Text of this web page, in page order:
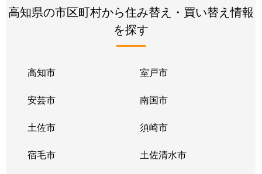
高知県の市区町村から住み替え・買い替え情報
を探す
高知市 室戸市
安芸市 南国市
土佐市 須崎市
宿毛市 土佐清水市